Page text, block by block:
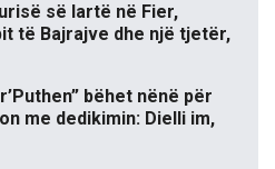
së lartë në Fier,
të Bajrajve dhe një tjetër,
bëhet nënë për
me dedikimin: Dielli im,